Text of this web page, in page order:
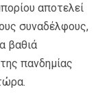
αποτελεί
συναδέλφους,
βαθιά
πανδημίας